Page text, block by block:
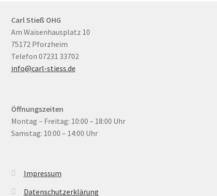
Carl Stieß OHG
Am Waisenhausplatz 10
75172 Pforzheim
Telefon 07231 33702
info@carl-stiess.de
Öffnungszeiten
Montag – Freitag: 10:00 – 18:00 Uhr
Samstag: 10:00 – 14:00 Uhr
Impressum
Datenschutzerklärung